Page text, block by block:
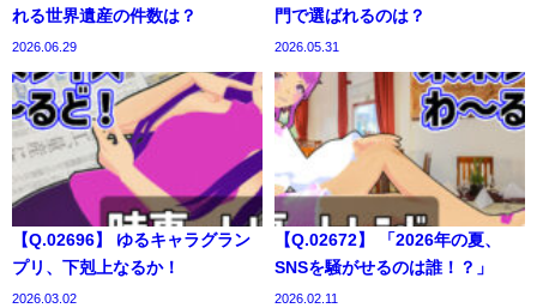
れる世界遺産の件数は？
2026.06.29
門で選ばれるのは？
2026.05.31
【Q.02696】 ゆるキャラグラン
プリ、下剋上なるか！
2026.03.02
【Q.02672】 「2026年の夏、
SNSを騒がせるのは誰！？」
2026.02.11